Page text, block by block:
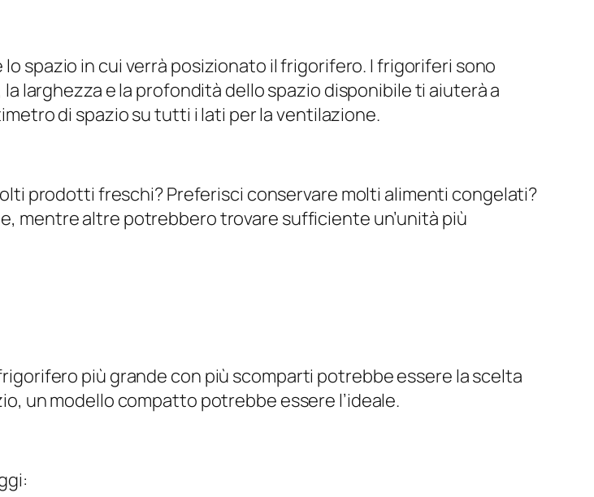
spazio in cui verrà posizionato il frigorifero. I frigoriferi sono
larghezza e la profondità dello spazio disponibile ti aiuterà a
di spazio su tutti i lati per la ventilazione.
prodotti freschi? Preferisci conservare molti alimenti congelati?
mentre altre potrebbero trovare sufficiente un’unità più
più grande con più scomparti potrebbe essere la scelta
un modello compatto potrebbe essere l’ideale.